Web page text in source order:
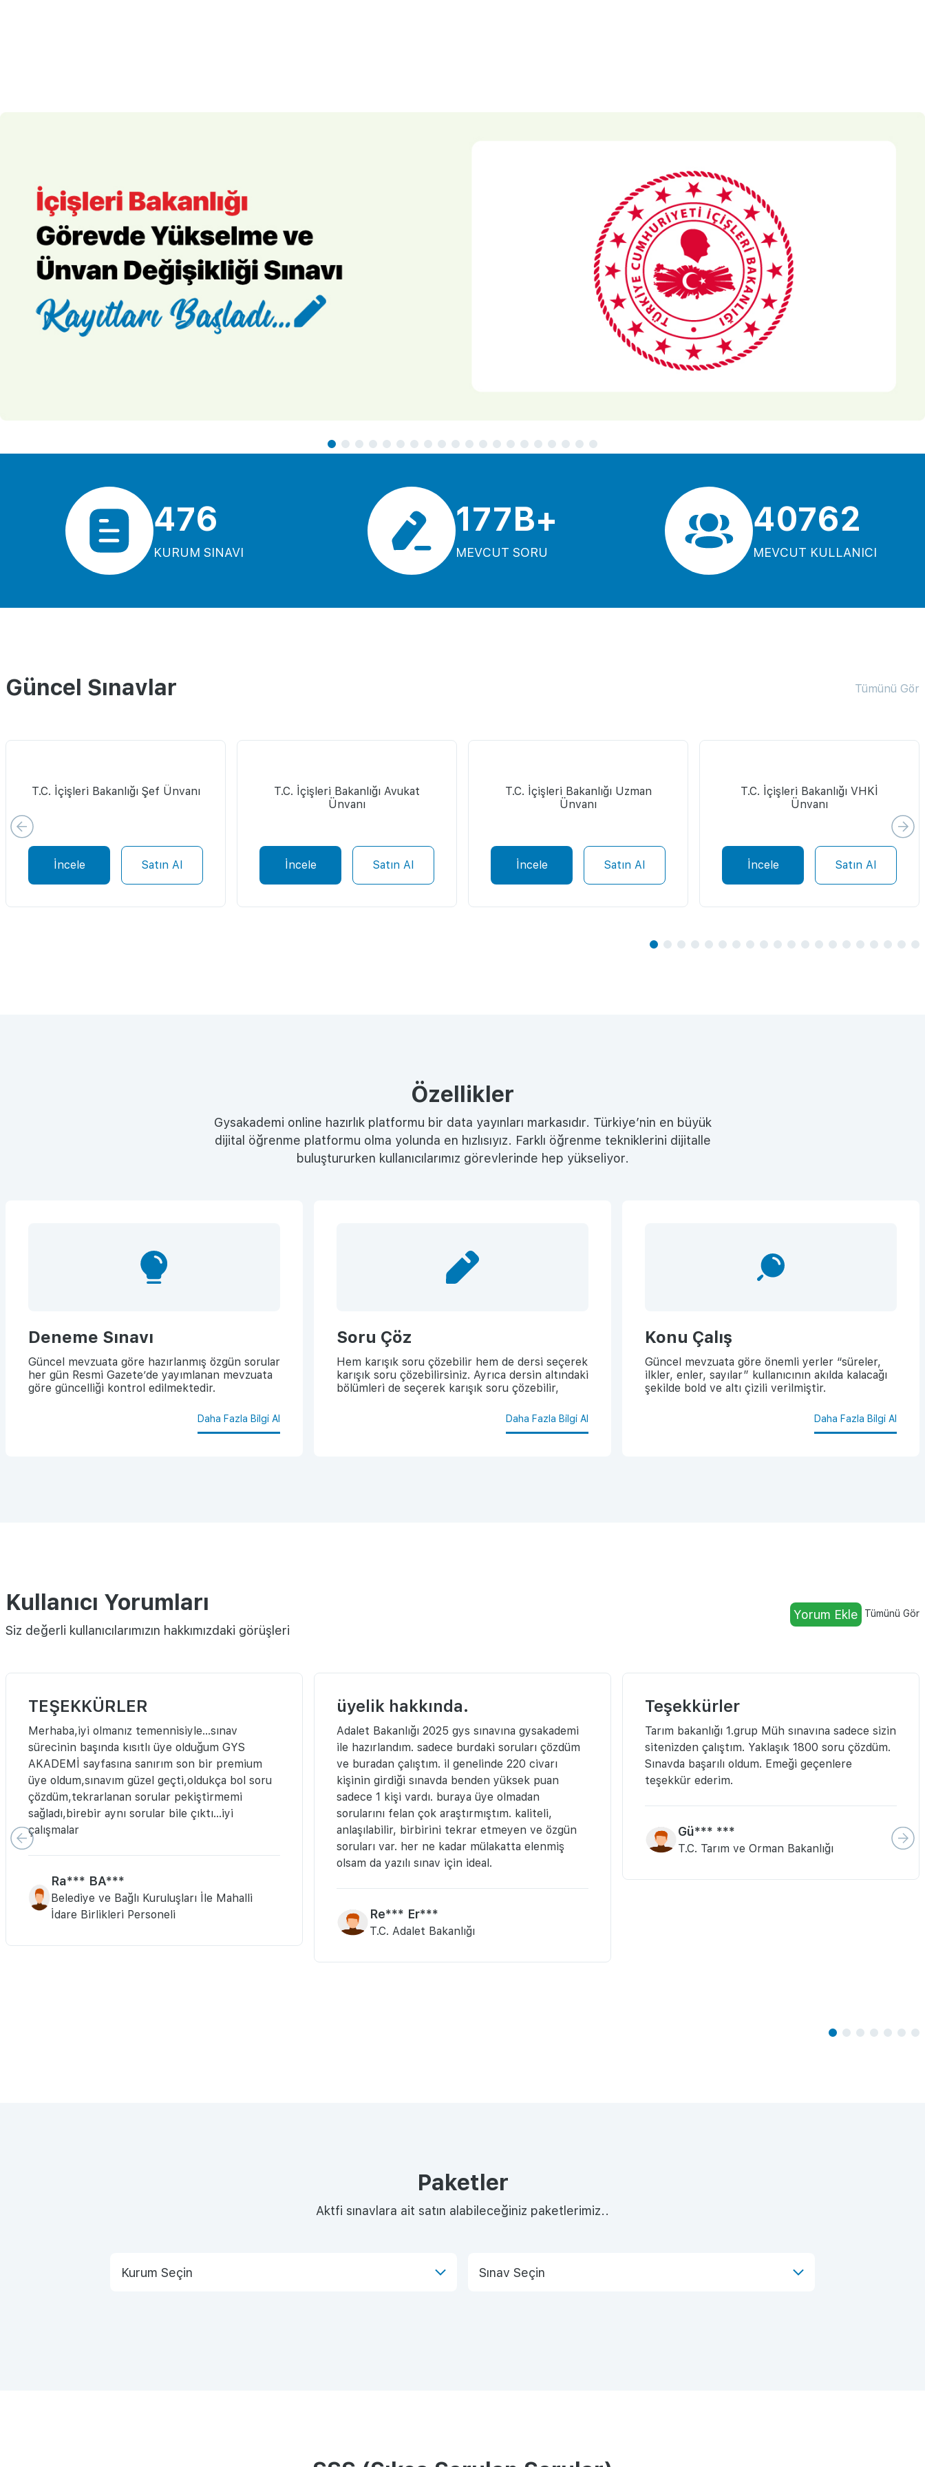
476
KURUM SINAVI
177B+
MEVCUT SORU
40762
MEVCUT KULLANICI
Güncel Sınavlar Tümünü Gör
T.C. İçişleri Bakanlığı Şef Ünvanı
İncele Satın Al
T.C. İçişleri Bakanlığı Avukat
Ünvanı
İncele Satın Al
T.C. İçişleri Bakanlığı Uzman
Ünvanı
İncele Satın Al
T.C. İçişleri Bakanlığı VHKİ
Ünvanı
İncele Satın Al
Özellikler
Gysakademi online hazırlık platformu bir data yayınları markasıdır. Türkiye’nin en büyük
dijital öğrenme platformu olma yolunda en hızlısıyız. Farklı öğrenme tekniklerini dijitalle
buluştururken kullanıcılarımız görevlerinde hep yükseliyor.
Deneme Sınavı
Güncel mevzuata göre hazırlanmış özgün sorular
her gün Resmi Gazete’de yayımlanan mevzuata
göre güncelliği kontrol edilmektedir.
Daha Fazla Bilgi Al
Soru Çöz
Hem karışık soru çözebilir hem de dersi seçerek
karışık soru çözebilirsiniz. Ayrıca dersin altındaki
bölümleri de seçerek karışık soru çözebilir,
Daha Fazla Bilgi Al
Konu Çalış
Güncel mevzuata göre önemli yerler “süreler,
ilkler, enler, sayılar” kullanıcının akılda kalacağı
şekilde bold ve altı çizili verilmiştir.
Daha Fazla Bilgi Al
Kullanıcı Yorumları
Siz değerli kullanıcılarımızın hakkımızdaki görüşleri
Yorum Ekle Tümünü Gör
TEŞEKKÜRLER
Merhaba,iyi olmanız temennisiyle...sınav
sürecinin başında kısıtlı üye olduğum GYS
AKADEMİ sayfasına sanırım son bir premium
üye oldum,sınavım güzel geçti,oldukça bol soru
çözdüm,tekrarlanan sorular pekiştirmemi
sağladı,birebir aynı sorular bile çıktı...iyi
çalışmalar
Ra*** BA***
Belediye ve Bağlı Kuruluşları İle Mahalli
İdare Birlikleri Personeli
üyelik hakkında.
Adalet Bakanlığı 2025 gys sınavına gysakademi
ile hazırlandım. sadece burdaki soruları çözdüm
ve buradan çalıştım. il genelinde 220 civarı
kişinin girdiği sınavda benden yüksek puan
sadece 1 kişi vardı. buraya üye olmadan
sorularını felan çok araştırmıştım. kaliteli,
anlaşılabilir, birbirini tekrar etmeyen ve özgün
soruları var. her ne kadar mülakatta elenmiş
olsam da yazılı sınav için ideal.
Re*** Er***
T.C. Adalet Bakanlığı
Teşekkürler
Tarım bakanlığı 1.grup Müh sınavına sadece sizin
sitenizden çalıştım. Yaklaşık 1800 soru çözdüm.
Sınavda başarılı oldum. Emeği geçenlere
teşekkür ederim.
Gü*** ***
T.C. Tarım ve Orman Bakanlığı
Paketler
Aktfi sınavlara ait satın alabileceğiniz paketlerimiz..